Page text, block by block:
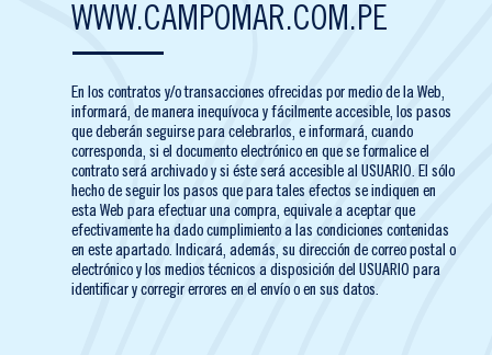
WWW.CAMPOMAR.COM.PE
En los contratos y/o transacciones ofrecidas por medio de la Web,
informará, de manera inequívoca y fácilmente accesible, los pasos
que deberán seguirse para celebrarlos, e informará, cuando
corresponda, si el documento electrónico en que se formalice el
contrato será archivado y si éste será accesible al USUARIO. El sólo
hecho de seguir los pasos que para tales efectos se indiquen en
esta Web para efectuar una compra, equivale a aceptar que
efectivamente ha dado cumplimiento a las condiciones contenidas
en este apartado. Indicará, además, su dirección de correo postal o
electrónico y los medios técnicos a disposición del USUARIO para
identificar y corregir errores en el envío o en sus datos.